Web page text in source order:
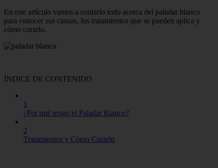
En este artículo vamos a contarlo todo acerca del paladar blanco
para conocer sus causas, los tratamientos que se pueden aplica y
cómo curarlo.
ÍNDICE DE CONTENIDO
1
¿Por qué tengo el Paladar Blanco?
2
Tratamientos y Cómo Curarlo